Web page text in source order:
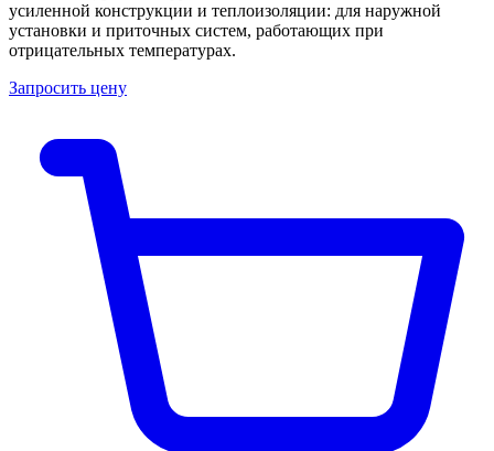
усиленной конструкции и теплоизоляции: для наружной
установки и приточных систем, работающих при
отрицательных температурах.
Запросить цену